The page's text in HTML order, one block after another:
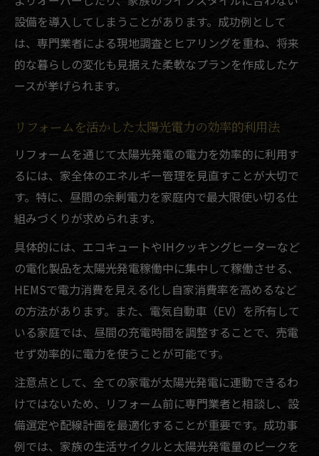
設備を導入してしまうことがあります。成功例として
は、専門業者による現地調査とヒアリングを重ね、将来
的な暮らしの変化も見据えた柔軟なプランを作成したケ
ースが挙げられます。
リフォームを活かした太陽光電力の効率的利用法
リフォームを通じて太陽光発電の電力を効率的に利用す
るには、家全体のエネルギー管理を見直すことが大切で
す。特に、昼間の余剰電力を家庭内で最大限使い切る仕
組みづくりが求められます。
具体的には、エコキュートやIHクッキングヒーターなど
の電化製品を太陽光発電稼働中に集中して稼働させる、
HEMSで電力消費を見える化し自家消費率を高めるなど
の方法があります。また、電気自動車（EV）を所有して
いる家庭では、昼間の充電時間を調整することで、売電
せず効率的に電力を使うことが可能です。
注意点として、全ての家電が太陽光発電に連動できるわ
けではないため、リフォーム前に専門業者と相談し、設
備選定や配線計画を最適化することが重要です。成功事
例では、家族の生活サイクルと太陽光発電量のピークを